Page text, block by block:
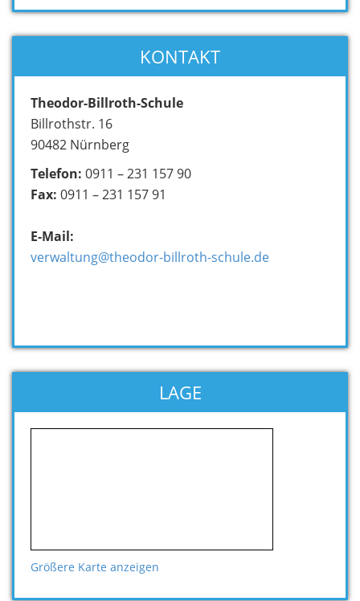
KONTAKT
Theodor-Billroth-Schule
Billrothstr. 16
90482 Nürnberg
Telefon: 0911 – 231 157 90
Fax: 0911 – 231 157 91
E-Mail:
verwaltung@theodor-billroth-schule.de
LAGE
Größere Karte anzeigen